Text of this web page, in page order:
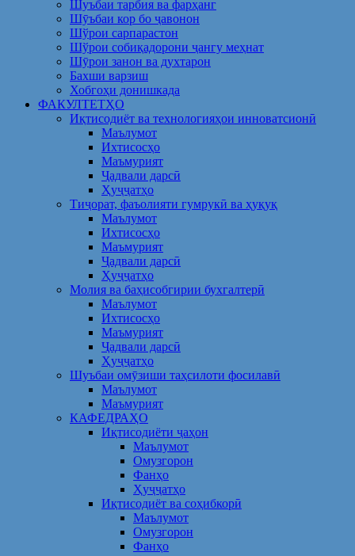
Шуъбаи тарбия ва фарҳанг
Шӯъбаи кор бо ҷавонон
Шўрои сарпарастон
Шўрои собиқадорони ҷангу меҳнат
Шӯрои занон ва духтарон
Бахши варзиш
Хобгоҳи донишкада
ФАКУЛТЕТҲО
Иқтисодиёт ва технологияҳои инноватсионӣ
Маълумот
Ихтисосҳо
Маъмурият
Ҷадвали дарсӣ
Ҳуҷҷатҳо
Тиҷорат, фаъолияти гумрукӣ ва ҳуқуқ
Маълумот
Ихтисосҳо
Маъмурият
Ҷадвали дарсӣ
Ҳуҷҷатҳо
Молия ва баҳисобгирии бухгалтерӣ
Маълумот
Ихтисосҳо
Маъмурият
Ҷадвали дарсӣ
Ҳуҷҷатҳо
Шуъбаи омӯзиши таҳсилоти фосилавӣ
Маълумот
Маъмурият
КАФЕДРАҲО
Иқтисодиёти ҷаҳон
Маълумот
Омузгорон
Фанҳо
Ҳуҷҷатҳо
Иқтисодиёт ва соҳибкорӣ
Маълумот
Омузгорон
Фанҳо